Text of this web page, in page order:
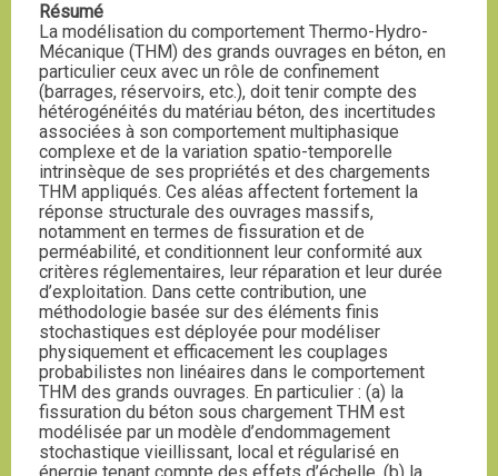
Résumé
La modélisation du comportement Thermo-Hydro-
Mécanique (THM) des grands ouvrages en béton, en
particulier ceux avec un rôle de confinement
(barrages, réservoirs, etc.), doit tenir compte des
hétérogénéités du matériau béton, des incertitudes
associées à son comportement multiphasique
complexe et de la variation spatio-temporelle
intrinsèque de ses propriétés et des chargements
THM appliqués. Ces aléas affectent fortement la
réponse structurale des ouvrages massifs,
notamment en termes de fissuration et de
perméabilité, et conditionnent leur conformité aux
critères réglementaires, leur réparation et leur durée
d’exploitation. Dans cette contribution, une
méthodologie basée sur des éléments finis
stochastiques est déployée pour modéliser
physiquement et efficacement les couplages
probabilistes non linéaires dans le comportement
THM des grands ouvrages. En particulier : (a) la
fissuration du béton sous chargement THM est
modélisée par un modèle d’endommagement
stochastique vieillissant, local et régularisé en